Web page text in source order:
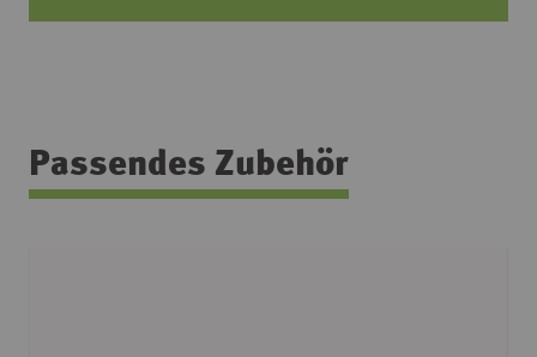
Passendes Zubehör